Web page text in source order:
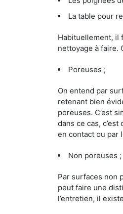
La table pour
Habituellement, il
nettoyage à faire.
Poreuses ;
On entend par
retenant bien
poreuses. C’est
dans ce cas,
en contact ou par
Non poreuses ;
Par surfaces non
peut faire une
l’entretien, il